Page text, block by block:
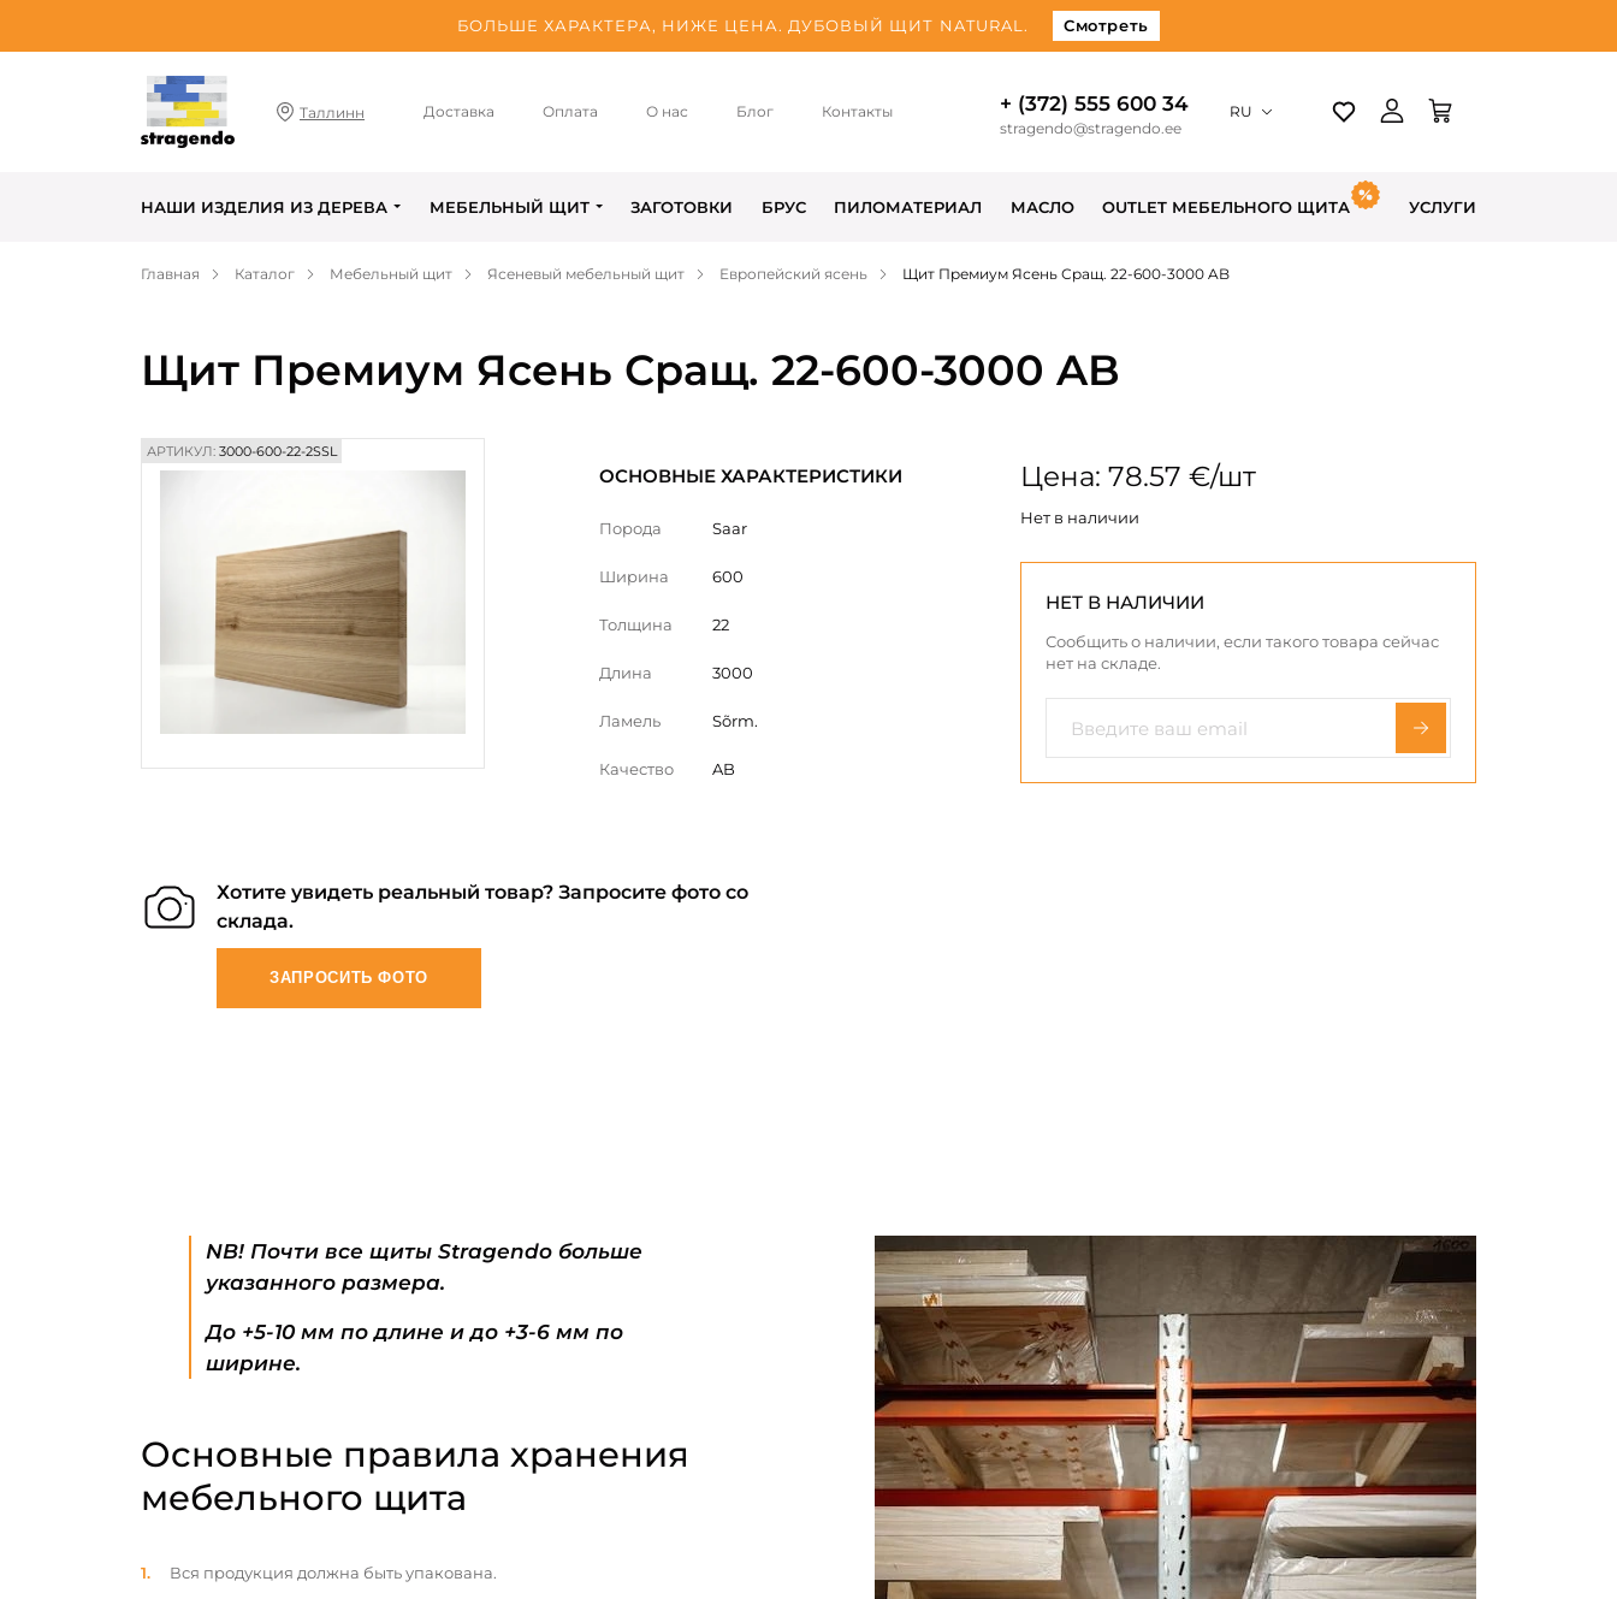
БОЛЬШЕ ХАРАКТЕРА, НИЖЕ ЦЕНА. ДУБОВЫЙ ЩИТ NATURAL. Смотреть
Таллинн Доставка Оплата О нас Блог Контакты + (372) 555 600 34
stragendo@stragendo.ee
RU
НАШИ ИЗДЕЛИЯ ИЗ ДЕРЕВА МЕБЕЛЬНЫЙ ЩИТ ЗАГОТОВКИ БРУС ПИЛОМАТЕРИАЛ МАСЛО OUTLET МЕБЕЛЬНОГО ЩИТА УСЛУГИ
Главная Каталог Мебельный щит Ясеневый мебельный щит Европейский ясень Щит Премиум Ясень Сращ. 22-600-3000 AB
Щит Премиум Ясень Сращ. 22-600-3000 AB
АРТИКУЛ: 3000-600-22-2SSL
ОСНОВНЫЕ ХАРАКТЕРИСТИКИ
Порода Saar
Ширина 600
Толщина 22
Длина 3000
Ламель Sõrm.
Качество AB
Цена: 78.57 €/шт
Нет в наличии
НЕТ В НАЛИЧИИ
Сообщить о наличии, если такого товара сейчас
нет на складе.
Хотите увидеть реальный товар? Запросите фото со
склада.
ЗАПРОСИТЬ ФОТО
NB! Почти все щиты Stragendo больше
указанного размера.
До +5-10 мм по длине и до +3-6 мм по
ширине.
Основные правила хранения
мебельного щита
Вся продукция должна быть упакована.